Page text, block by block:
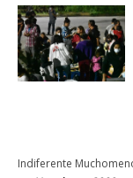
Indiferente